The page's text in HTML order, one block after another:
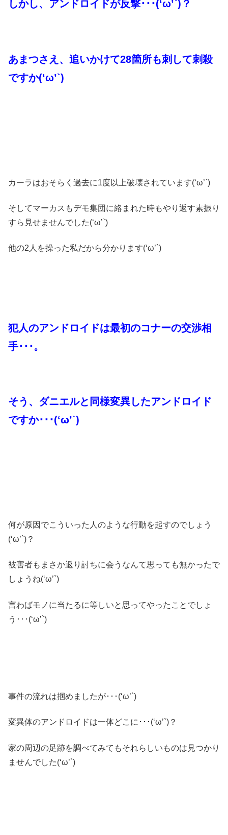
しかし、アンドロイドが反撃･･･(‘ω’`)？
あまつさえ、追いかけて28箇所も刺して刺殺
ですか(‘ω’`)
カーラはおそらく過去に1度以上破壊されています(‘ω’`)
そしてマーカスもデモ集団に絡まれた時もやり返す素振り
すら見せませんでした(‘ω’`)
他の2人を操った私だから分かります(‘ω’`)
犯人のアンドロイドは最初のコナーの交渉相
手･･･。
そう、ダニエルと同様変異したアンドロイド
ですか･･･(‘ω’`)
何が原因でこういった人のような行動を起すのでしょう
(‘ω’`)？
被害者もまさか返り討ちに会うなんて思っても無かったで
しょうね(‘ω’`)
言わばモノに当たるに等しいと思ってやったことでしょ
う･･･(‘ω’`)
事件の流れは掴めましたが･･･(‘ω’`)
変異体のアンドロイドは一体どこに･･･(‘ω’`)？
家の周辺の足跡を調べてみてもそれらしいものは見つかり
ませんでした(‘ω’`)